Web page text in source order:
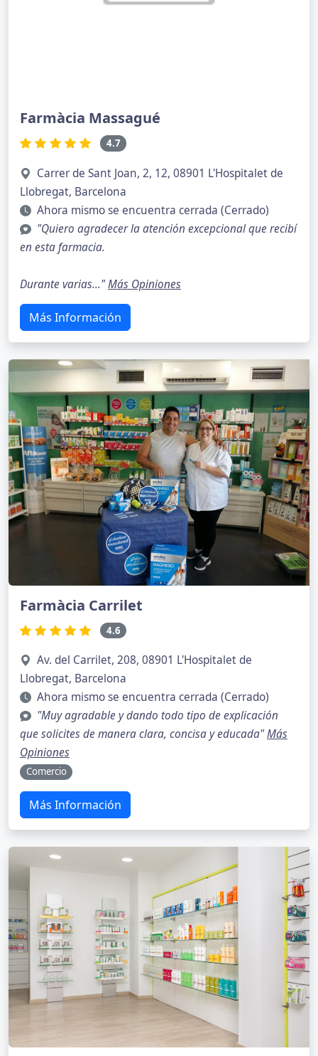
Farmàcia Massagué
4.7
Carrer de Sant Joan, 2, 12, 08901 L'Hospitalet de
Llobregat, Barcelona
Ahora mismo se encuentra cerrada (Cerrado)
"Quiero agradecer la atención excepcional que recibí
en esta farmacia.
Durante varias..."Más Opiniones
Más Información
Farmàcia Carrilet
4.6
Av. del Carrilet, 208, 08901 L'Hospitalet de
Llobregat, Barcelona
Ahora mismo se encuentra cerrada (Cerrado)
"Muy agradable y dando todo tipo de explicación
que solicites de manera clara, concisa y educada"Más
Opiniones
Comercio
Más Información